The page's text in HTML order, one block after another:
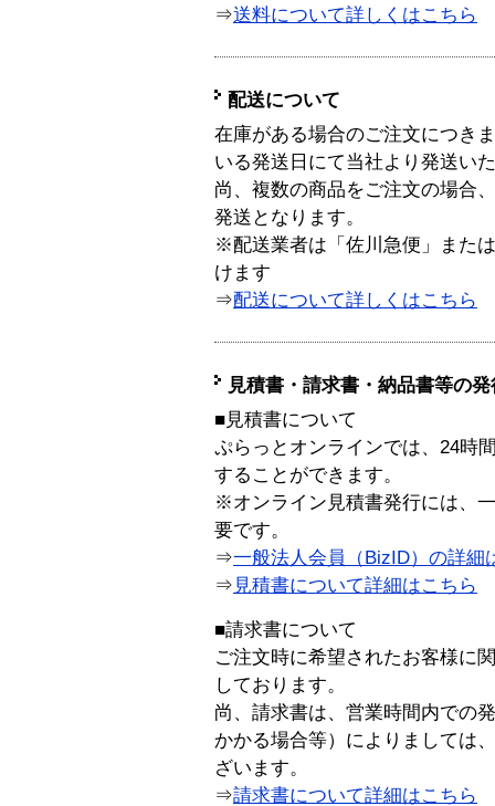
⇒送料について詳しくはこちら
配送について
在庫がある場合のご注文につき
いる発送日にて当社より発送い
尚、複数の商品をご注文の場合
発送となります。
※配送業者は「佐川急便」また
けます
⇒配送について詳しくはこちら
見積書・請求書・納品書等の
■見積書について
ぷらっとオンラインでは、24時
することができます。
※オンライン見積書発行には、
要です。
⇒一般法人会員（BizID）の詳細
⇒ 見積書について詳細はこちら
■請求書について
ご注文時に希望されたお客様に
しております。
尚、請求書は、営業時間内での
かかる場合等）によりましては
ざいます。
⇒請求書について詳細はこちら